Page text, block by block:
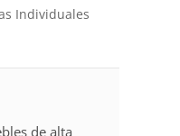
Individuales
de alta